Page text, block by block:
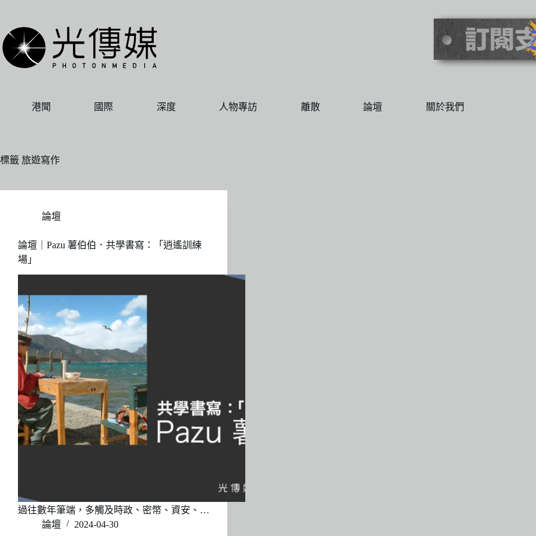
主
要
內
港聞 國際 深度 人物專訪 離散 論壇 關於我們
標籤 旅遊寫作
論壇
論壇｜Pazu 薯伯伯．共學書寫：「逍遙訓練
場」
過往數年筆端，多觸及時政、密幣、資安、…
論壇
2024-04-30